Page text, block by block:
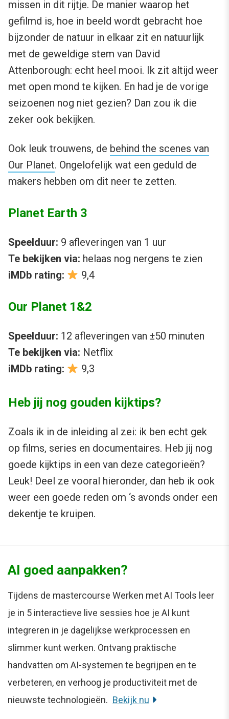
missen in dit rijtje. De manier waarop het
gefilmd is, hoe in beeld wordt gebracht hoe
bijzonder de natuur in elkaar zit en natuurlijk
met de geweldige stem van David
Attenborough: echt heel mooi. Ik zit altijd weer
met open mond te kijken. En had je de vorige
seizoenen nog niet gezien? Dan zou ik die
zeker ook bekijken.
Ook leuk trouwens, de behind the scenes van
Our Planet. Ongelofelijk wat een geduld de
makers hebben om dit neer te zetten.
Planet Earth 3
Speelduur: 9 afleveringen van 1 uur
Te bekijken via: helaas nog nergens te zien
iMDb rating:
9,4
Our Planet 1&2
Speelduur: 12 afleveringen van ±50 minuten
Te bekijken via: Netflix
iMDb rating:
9,3
Heb jij nog gouden kijktips?
Zoals ik in de inleiding al zei: ik ben echt gek
op films, series en documentaires. Heb jij nog
goede kijktips in een van deze categorieën?
Leuk! Deel ze vooral hieronder, dan heb ik ook
weer een goede reden om ‘s avonds onder een
dekentje te kruipen.
AI goed aanpakken?
Tijdens de mastercourse Werken met AI Tools leer
je in 5 interactieve live sessies hoe je AI kunt
integreren in je dagelijkse werkprocessen en
slimmer kunt werken. Ontvang praktische
handvatten om AI-systemen te begrijpen en te
verbeteren, en verhoog je productiviteit met de
nieuwste technologieën. Bekijk nu